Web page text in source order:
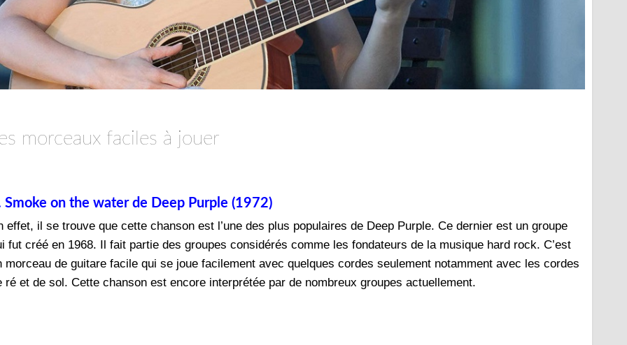
morceaux faciles à jouer
Smoke on the water de Deep Purple (1972)
effet, il se trouve que cette chanson est l’une des plus populaires de Deep Purple. Ce dernier est un groupe
fut créé en 1968. Il fait partie des groupes considérés comme les fondateurs de la musique hard rock. C’est
morceau de guitare facile qui se joue facilement avec quelques cordes seulement notamment avec les cordes
ré et de sol. Cette chanson est encore interprétée par de nombreux groupes actuellement.